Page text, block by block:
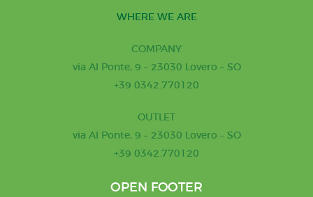
WHERE WE ARE
COMPANY
via Al Ponte, 9 – 23030 Lovero – SO
+39 0342.770120
OUTLET
via Al Ponte, 9 – 23030 Lovero – SO
+39 0342.770120
OPEN FOOTER